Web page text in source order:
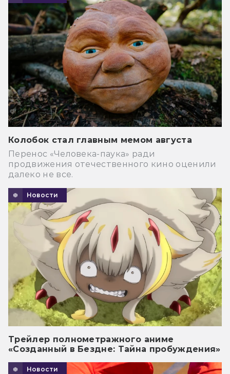
Колобок стал главным мемом августа
Перенос «Человека-паука» ради
продвижения отечественного кино оценили
далеко не все.
Новости
Трейлер полнометражного аниме
«Созданный в Бездне: Тайна пробуждения»
Новости